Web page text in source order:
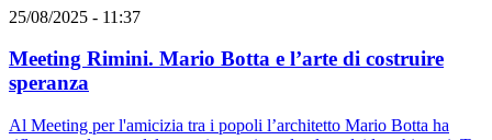
25/08/2025 - 11:37
Meeting Rimini. Mario Botta e l’arte di costruire
speranza
Al Meeting per l'amicizia tra i popoli l’architetto Mario Botta ha